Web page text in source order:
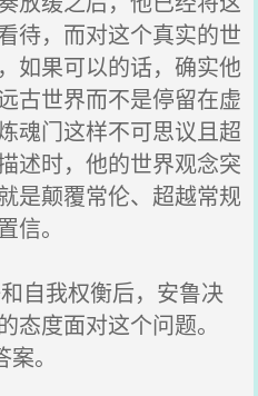
待，而对这个真实的世
如果可以的话，确实他
古世界而不是停留在虚
魂门这样不可思议且超
述时，他的世界观念突
是颠覆常伦、超越常规
信。
自我权衡后，安鲁决
态度面对这个问题。
。